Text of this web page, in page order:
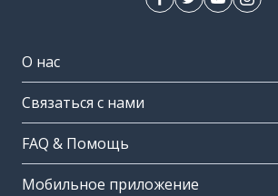
О нас
Связаться с нами
FAQ & Помощь
Мобильное приложение